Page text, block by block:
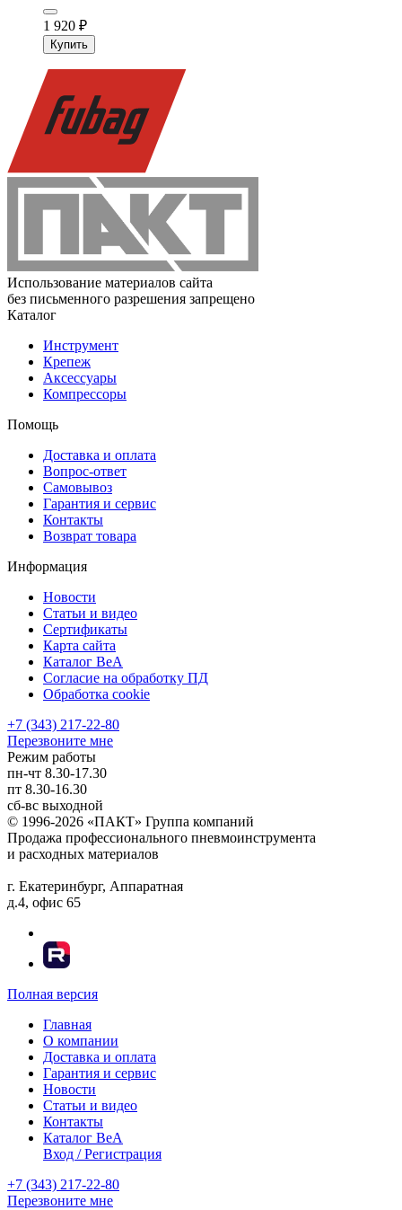
1 920 ₽
Купить
Использование материалов сайта
без письменного разрешения запрещено
Каталог
Инструмент
Крепеж
Аксессуары
Компрессоры
Помощь
Доставка и оплата
Вопрос-ответ
Самовывоз
Гарантия и сервис
Контакты
Возврат товара
Информация
Новости
Статьи и видео
Сертификаты
Карта сайта
Каталог BeA
Согласие на обработку ПД
Обработка cookie
+7 (343) 217-22-80
Перезвоните мне
Режим работы
пн-чт 8.30-17.30
пт 8.30-16.30
сб-вс выходной
© 1996-2026 «ПАКТ» Группа компаний
Продажа профессионального пневмоинструмента
и расходных материалов
г. Екатеринбург, Аппаратная
д.4, офис 65
Полная версия
Главная
О компании
Доставка и оплата
Гарантия и сервис
Новости
Статьи и видео
Контакты
Каталог BeA
Вход / Регистрация
+7 (343) 217-22-80
Перезвоните мне